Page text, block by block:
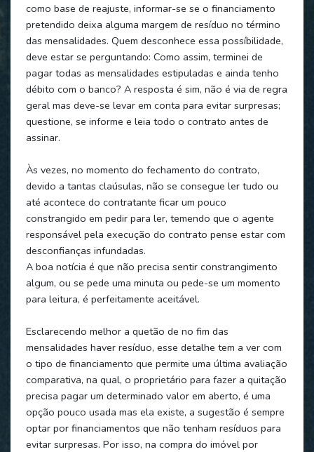
como base de reajuste, informar-se se o financiamento
pretendido deixa alguma margem de resíduo no término
das mensalidades. Quem desconhece essa possíbilidade,
deve estar se perguntando: Como assim, terminei de
pagar todas as mensalidades estipuladas e ainda tenho
débito com o banco? A resposta é sim, não é via de regra
geral mas deve-se levar em conta para evitar surpresas;
questione, se informe e leia todo o contrato antes de
assinar.
Às vezes, no momento do fechamento do contrato,
devido a tantas claúsulas, não se consegue ler tudo ou
até acontece do contratante ficar um pouco
constrangido em pedir para ler, temendo que o agente
responsável pela execução do contrato pense estar com
desconfianças infundadas.
A boa notícia é que não precisa sentir constrangimento
algum, ou se pede uma minuta ou pede-se um momento
para leitura, é perfeitamente aceitável.
Esclarecendo melhor a quetão de no fim das
mensalidades haver resíduo, esse detalhe tem a ver com
o tipo de financiamento que permite uma última avaliação
comparativa, na qual, o proprietário para fazer a quitação
precisa pagar um determinado valor em aberto, é uma
opção pouco usada mas ela existe, a sugestão é sempre
optar por financiamentos que não tenham resíduos para
evitar surpresas. Por isso, na compra do imóvel por